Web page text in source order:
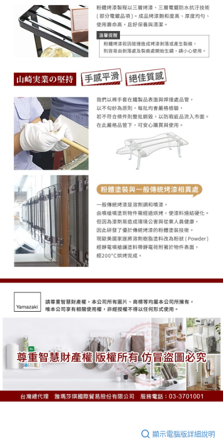
顯示電腦版詳細說明